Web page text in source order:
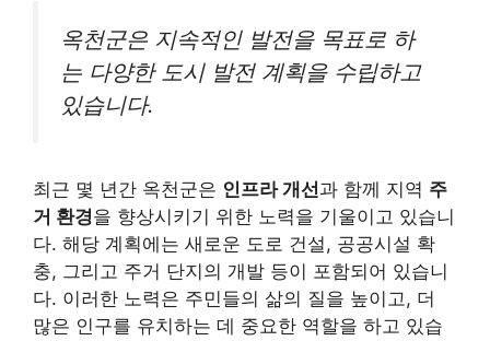
옥천군은 지속적인 발전을 목표로 하
는 다양한 도시 발전 계획을 수립하고
있습니다.
최근 몇 년간 옥천군은 인프라 개선과 함께 지역 주
거 환경을 향상시키기 위한 노력을 기울이고 있습니
다. 해당 계획에는 새로운 도로 건설, 공공시설 확
충, 그리고 주거 단지의 개발 등이 포함되어 있습니
다. 이러한 노력은 주민들의 삶의 질을 높이고, 더
많은 인구를 유치하는 데 중요한 역할을 하고 있습